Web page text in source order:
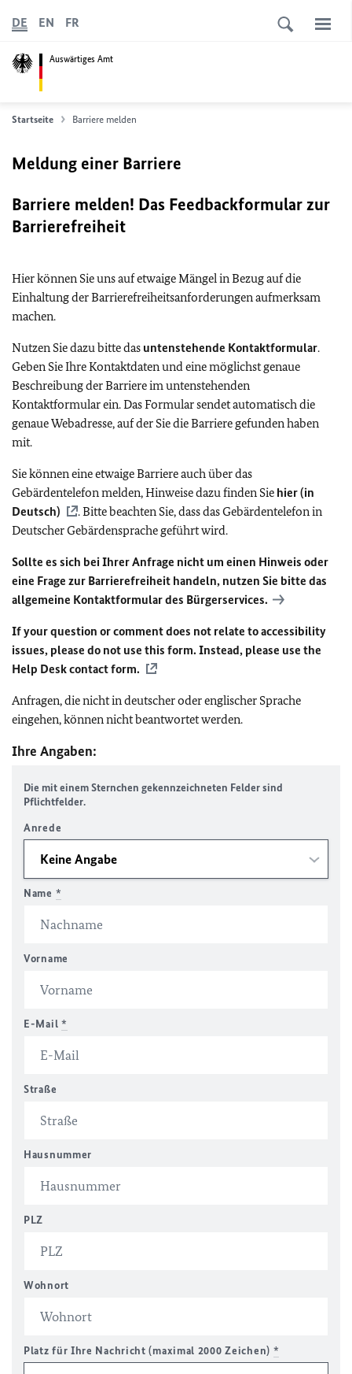
Auswärtiges Amt
DE EN FR
Startseite Barriere melden
Meldung einer Barriere
Barriere melden! Das Feedbackformular zur
Barrierefreiheit
Hier können Sie uns auf etwaige Mängel in Bezug auf die
Einhaltung der Barrierefreiheitsanforderungen aufmerksam
machen.
Nutzen Sie dazu bitte das untenstehende Kontaktformular.
Geben Sie Ihre Kontaktdaten und eine möglichst genaue
Beschreibung der Barriere im untenstehenden
Kontaktformular ein. Das Formular sendet automatisch die
genaue Webadresse, auf der Sie die Barriere gefunden haben
mit.
Sie können eine etwaige Barriere auch über das
Gebärdentelefon melden, Hinweise dazu finden Sie hier (in
Deutsch)
. Bitte beachten Sie, dass das Gebärdentelefon in
Deutscher Gebärdensprache geführt wird.
Sollte es sich bei Ihrer Anfrage nicht um einen Hinweis oder
eine Frage zur Barrierefreiheit handeln, nutzen Sie bitte das
allgemeine Kontaktformular des Bürgerservices.
If your question or comment does not relate to accessibility
issues, please do not use this form. Instead, please use the
Help Desk contact form.
Anfragen, die nicht in deutscher oder englischer Sprache
eingehen, können nicht beantwortet werden.
Ihre Angaben:
Die mit einem Sternchen gekennzeichneten Felder sind
Pflichtfelder.
Anrede
Name *
Vorname
E-Mail *
Straße
Hausnummer
PLZ
Wohnort
Platz für Ihre Nachricht (maximal 2000 Zeichen) *